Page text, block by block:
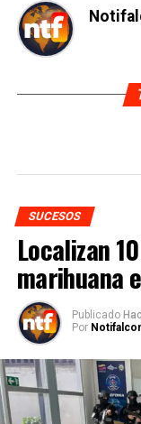
SUCESOS
Localizan
marihuana
Publicado
Por